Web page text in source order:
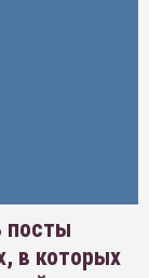
посты
в которых